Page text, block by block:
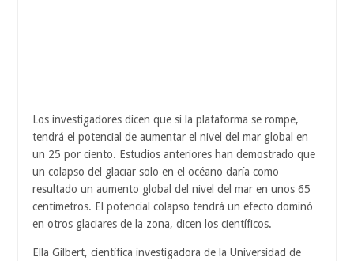
Los investigadores dicen que si la plataforma se rompe,
tendrá el potencial de aumentar el nivel del mar global en
un 25 por ciento. Estudios anteriores han demostrado que
un colapso del glaciar solo en el océano daría como
resultado un aumento global del nivel del mar en unos 65
centímetros. El potencial colapso tendrá un efecto dominó
en otros glaciares de la zona, dicen los científicos.
Ella Gilbert, científica investigadora de la Universidad de